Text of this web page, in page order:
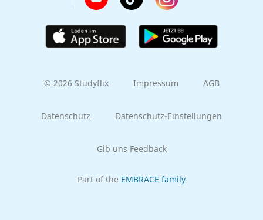
© 2026 Studyflix Impressum AGB
Datenschutz Datenschutz-Einstellungen
Gib uns Feedback
Part of the EMBRACE family